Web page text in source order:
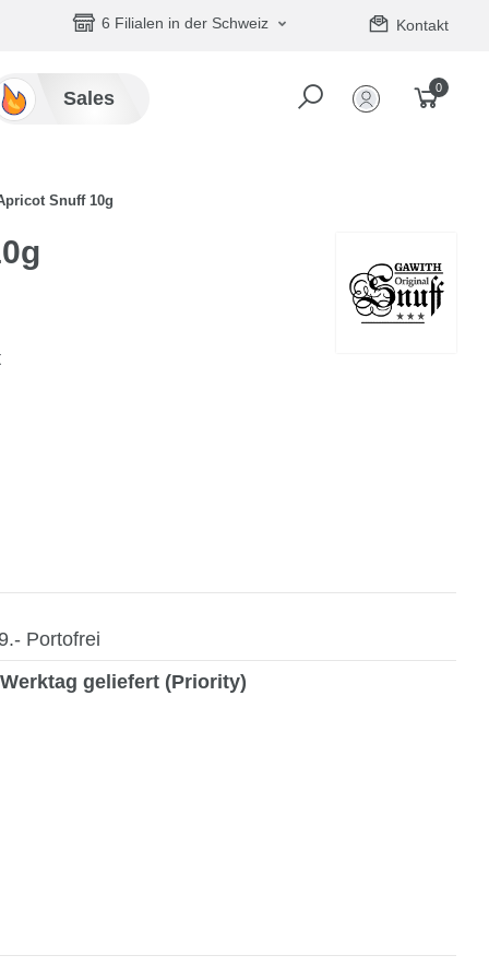
6 Filialen in der Schweiz Kontakt
Sales
0
Snuff 10g
Portofrei
geliefert (Priority)